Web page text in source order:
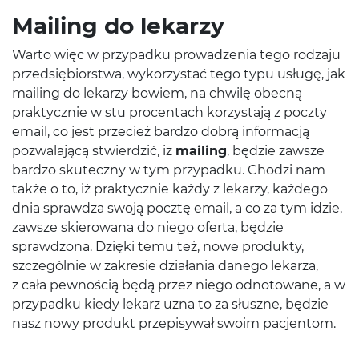
Mailing do lekarzy
Warto więc w przypadku prowadzenia tego rodzaju
przedsiębiorstwa, wykorzystać tego typu usługę, jak
mailing do lekarzy bowiem, na chwilę obecną
praktycznie w stu procentach korzystają z poczty
email, co jest przecież bardzo dobrą informacją
pozwalającą stwierdzić, iż mailing, będzie zawsze
bardzo skuteczny w tym przypadku. Chodzi nam
także o to, iż praktycznie każdy z lekarzy, każdego
dnia sprawdza swoją pocztę email, a co za tym idzie,
zawsze skierowana do niego oferta, będzie
sprawdzona. Dzięki temu też, nowe produkty,
szczególnie w zakresie działania danego lekarza,
z cała pewnością będą przez niego odnotowane, a w
przypadku kiedy lekarz uzna to za słuszne, będzie
nasz nowy produkt przepisywał swoim pacjentom.